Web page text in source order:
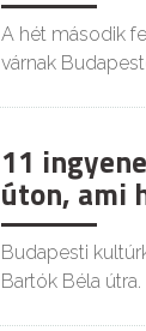
A hét második
várnak
11
úton, ami
Budapesti
Bartók Béla útra.